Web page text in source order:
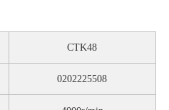
CTK48
0202225508